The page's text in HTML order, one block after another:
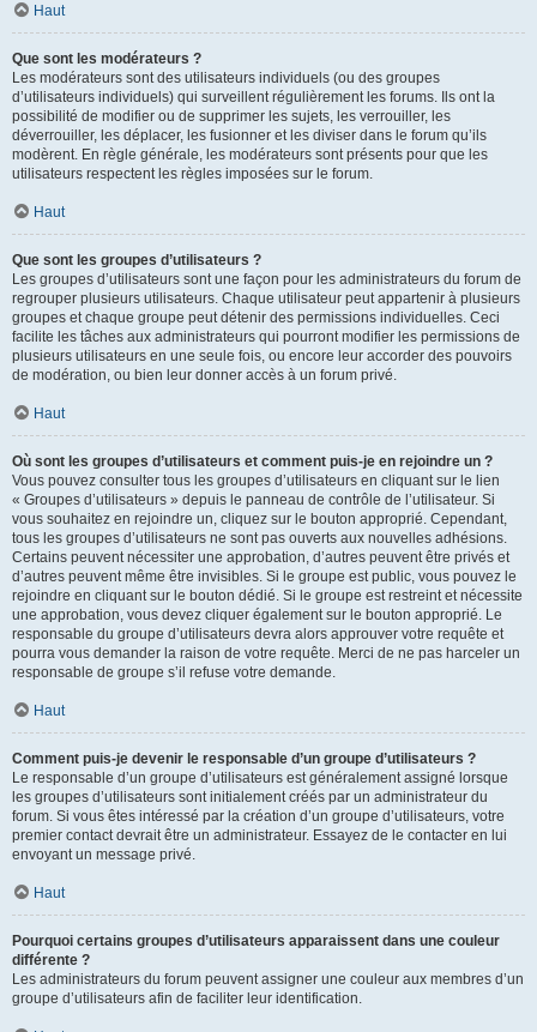
Haut
Que sont les modérateurs ?
Les modérateurs sont des utilisateurs individuels (ou des groupes
d’utilisateurs individuels) qui surveillent régulièrement les forums. Ils ont la
possibilité de modifier ou de supprimer les sujets, les verrouiller, les
déverrouiller, les déplacer, les fusionner et les diviser dans le forum qu’ils
modèrent. En règle générale, les modérateurs sont présents pour que les
utilisateurs respectent les règles imposées sur le forum.
Haut
Que sont les groupes d’utilisateurs ?
Les groupes d’utilisateurs sont une façon pour les administrateurs du forum de
regrouper plusieurs utilisateurs. Chaque utilisateur peut appartenir à plusieurs
groupes et chaque groupe peut détenir des permissions individuelles. Ceci
facilite les tâches aux administrateurs qui pourront modifier les permissions de
plusieurs utilisateurs en une seule fois, ou encore leur accorder des pouvoirs
de modération, ou bien leur donner accès à un forum privé.
Haut
Où sont les groupes d’utilisateurs et comment puis-je en rejoindre un ?
Vous pouvez consulter tous les groupes d’utilisateurs en cliquant sur le lien
« Groupes d’utilisateurs » depuis le panneau de contrôle de l’utilisateur. Si
vous souhaitez en rejoindre un, cliquez sur le bouton approprié. Cependant,
tous les groupes d’utilisateurs ne sont pas ouverts aux nouvelles adhésions.
Certains peuvent nécessiter une approbation, d’autres peuvent être privés et
d’autres peuvent même être invisibles. Si le groupe est public, vous pouvez le
rejoindre en cliquant sur le bouton dédié. Si le groupe est restreint et nécessite
une approbation, vous devez cliquer également sur le bouton approprié. Le
responsable du groupe d’utilisateurs devra alors approuver votre requête et
pourra vous demander la raison de votre requête. Merci de ne pas harceler un
responsable de groupe s’il refuse votre demande.
Haut
Comment puis-je devenir le responsable d’un groupe d’utilisateurs ?
Le responsable d’un groupe d’utilisateurs est généralement assigné lorsque
les groupes d’utilisateurs sont initialement créés par un administrateur du
forum. Si vous êtes intéressé par la création d’un groupe d’utilisateurs, votre
premier contact devrait être un administrateur. Essayez de le contacter en lui
envoyant un message privé.
Haut
Pourquoi certains groupes d’utilisateurs apparaissent dans une couleur
différente ?
Les administrateurs du forum peuvent assigner une couleur aux membres d’un
groupe d’utilisateurs afin de faciliter leur identification.